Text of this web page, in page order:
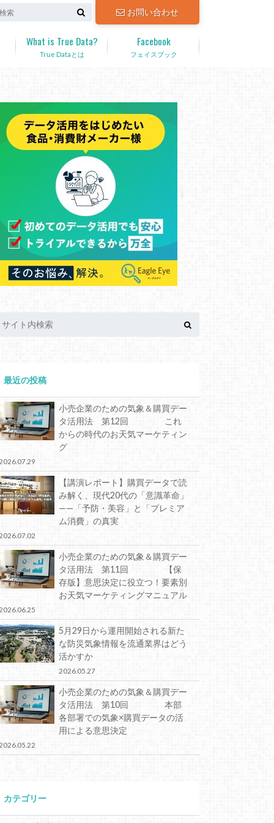
お問い合わせ
True Dataとは
What is True Data?
フェイスブック
Facebook
最近の投稿
小売企業のための気象＆購買デー
タ活用法 第12回 これ
からの時代のお天気マーケティン
グ
【講演レポート】購買データで読
み解く、現代20代の「意識革命」
——「予防・美容」と「プレミア
ム消費」の真実
小売企業のための気象＆購買デー
タ活用法 第11回 【保
存版】意思決定に役立つ！要素別
お天気マーケティングマニュアル
5月29日から運用開始される新た
な防災気象情報を流通業界はどう
活かすか
2026.05.27
小売企業のための気象＆購買デー
タ活用法 第10回 本部
各部署での気象×購買データの活
用による意思決定
カテゴリー